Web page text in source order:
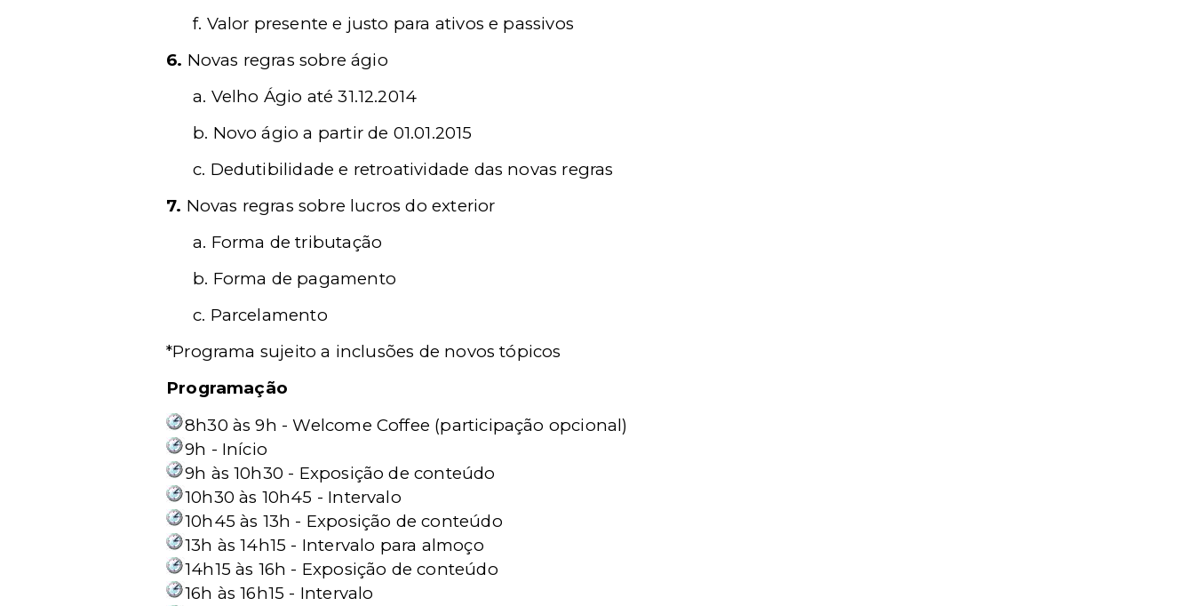
f. Valor presente e justo para ativos e passivos
6. Novas regras sobre ágio
a. Velho Ágio até 31.12.2014
b. Novo ágio a partir de 01.01.2015
c. Dedutibilidade e retroatividade das novas regras
7. Novas regras sobre lucros do exterior
a. Forma de tributação
b. Forma de pagamento
c. Parcelamento
*Programa sujeito a inclusões de novos tópicos
Programação
8h30 às 9h - Welcome Coffee (participação opcional)
9h - Início
9h às 10h30 - Exposição de conteúdo
10h30 às 10h45 - Intervalo
10h45 às 13h - Exposição de conteúdo
13h às 14h15 - Intervalo para almoço
14h15 às 16h - Exposição de conteúdo
16h às 16h15 - Intervalo